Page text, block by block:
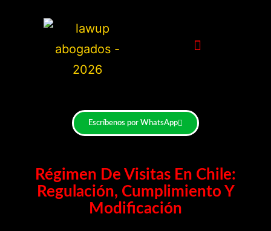
Escríbenos por WhatsApp
Régimen De Visitas En Chile:
Regulación, Cumplimiento Y
Modificación